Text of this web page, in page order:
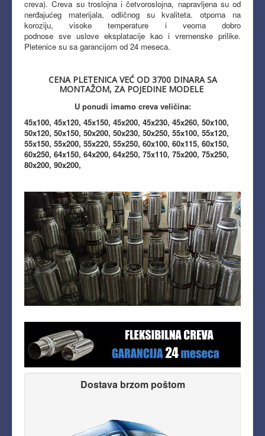
creva).Creva su troslojna i četvoroslojna, napravljena su od
nerđajućeg materijala, odličnog su kvaliteta. otporna na
koroziju, visoke temperature i veoma dobro
podnose sve uslove eksplatacije kao i vremenske prilike.
Pletenice su sa garancijom od 24 meseca.
CENA PLETENICA VEĆ OD 3700 DINARA SA
MONTAŽOM, ZA POJEDINE MODELE
U ponudi imamo creva veličina:
45x100, 45x120, 45x150, 45x200, 45x230, 45x260, 50x100,
50x120, 50x150, 50x200, 50x230, 50x250, 55x100, 55x120,
55x150, 55x200, 55x220, 55x250, 60x100, 60x115, 60x150,
60x250, 64x150, 64x200, 64x250, 75x110, 75x200, 75x250,
80x200, 90x200,
Dostava brzom poštom